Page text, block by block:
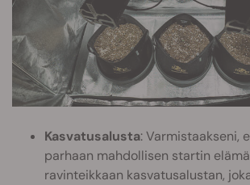
Kasvatusalusta: Varmistaakseni,
parhaan mahdollisen startin
ravinteikkaan kasvatusalustan,